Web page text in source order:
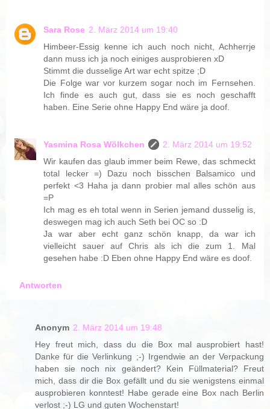
Sara Rose 2. März 2014 um 19:40
Himbeer-Essig kenne ich auch noch nicht, Achherrje
dann muss ich ja noch einiges ausprobieren xD
Stimmt die dusselige Art war echt spitze ;D
Die Folge war vor kurzem sogar noch im Fernsehen.
Ich finde es auch gut, dass sie es noch geschafft
haben. Eine Serie ohne Happy End wäre ja doof.
Yasmina Rosa Wölkchen
2. März 2014 um 19:52
Wir kaufen das glaub immer beim Rewe, das schmeckt
total lecker =) Dazu noch bisschen Balsamico und
perfekt <3 Haha ja dann probier mal alles schön aus
=P
Ich mag es eh total wenn in Serien jemand dusselig is,
deswegen mag ich auch Seth bei OC so :D
Ja war aber echt ganz schön knapp, da war ich
vielleicht sauer auf Chris als ich die zum 1. Mal
gesehen habe :D Eben ohne Happy End wäre es doof.
Antworten
Anonym 2. März 2014 um 19:48
Hey freut mich, dass du die Box mal ausprobiert hast!
Danke für die Verlinkung ;-) Irgendwie an der Verpackung
haben sie noch nix geändert? Kein Füllmaterial? Freut
mich, dass dir die Box gefällt und du sie wenigstens einmal
ausprobieren konntest! Habe gerade eine Box nach Berlin
verlost ;-) LG und guten Wochenstart!